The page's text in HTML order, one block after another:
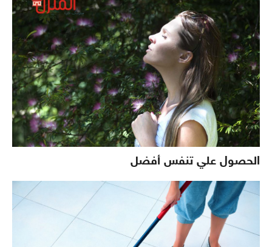
الحصول علي تنفس أفضل